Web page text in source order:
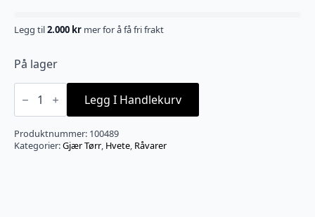
Legg til2.000 kr mer for å få fri frakt
På lager
Lalbrew
Munich
Wheat
ale
11g
antall
Legg I Handlekurv
Produktnummer: 100489
Kategorier:Gjær Tørr, Hvete, Råvarer